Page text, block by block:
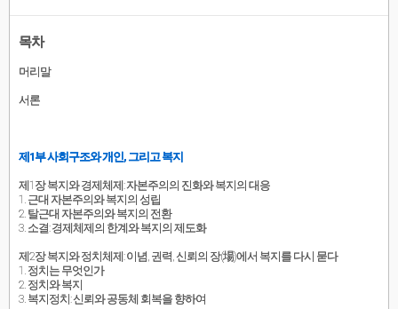
목차
머리말
서론
제1부 사회구조와 개인, 그리고 복지
제1장 복지와 경제체제: 자본주의의 진화와 복지의 대응
1. 근대 자본주의와 복지의 성립
2. 탈근대 자본주의와 복지의 전환
3. 소결: 경제체제의 한계와 복지의 제도화
제2장 복지와 정치체제: 이념, 권력, 신뢰의 장(場)에서 복지를 다시 묻다
1. 정치는 무엇인가
2. 정치와 복지
3. 복지정치: 신뢰와 공동체 회복을 향하여